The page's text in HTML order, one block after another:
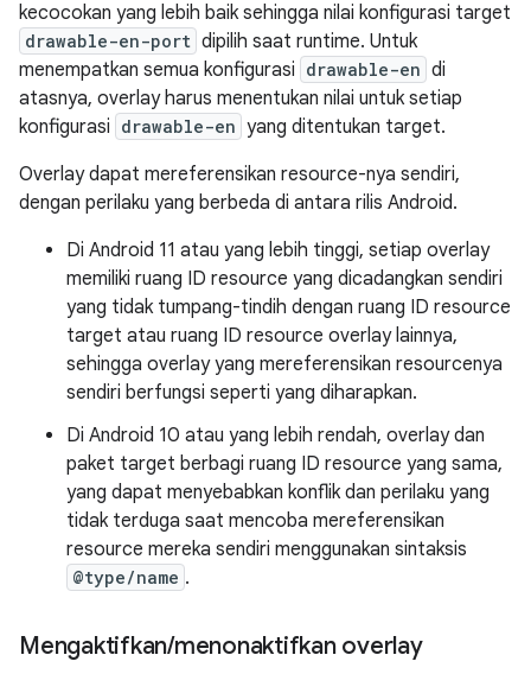
kecocokan yang lebih baik sehingga nilai konfigurasi target
drawable-en-port dipilih saat runtime. Untuk
menempatkan semua konfigurasi drawable-en di
atasnya, overlay harus menentukan nilai untuk setiap
konfigurasi drawable-en yang ditentukan target.
Overlay dapat mereferensikan resource-nya sendiri,
dengan perilaku yang berbeda di antara rilis Android.
Di Android 11 atau yang lebih tinggi, setiap overlay
memiliki ruang ID resource yang dicadangkan sendiri
yang tidak tumpang-tindih dengan ruang ID resource
target atau ruang ID resource overlay lainnya,
sehingga overlay yang mereferensikan resourcenya
sendiri berfungsi seperti yang diharapkan.
Di Android 10 atau yang lebih rendah, overlay dan
paket target berbagi ruang ID resource yang sama,
yang dapat menyebabkan konflik dan perilaku yang
tidak terduga saat mencoba mereferensikan
resource mereka sendiri menggunakan sintaksis
@type/name .
Mengaktifkan/menonaktifkan overlay